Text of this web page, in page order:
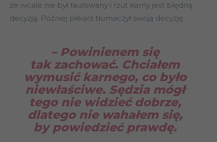
że wcale nie był faulowany i rzut karny jest błędną
decyzją. Później piłkarz tłumaczył swoją decyzję
– Powinienem się
tak zachować. Chciałem
wymusić karnego, co było
niewłaściwe. Sędzia mógł
tego nie widzieć dobrze,
dlatego nie wahałem się,
by powiedzieć prawdę.